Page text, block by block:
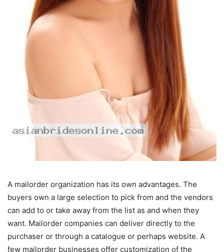
A mailorder organization has its own advantages. The
buyers own a large selection to pick from and the vendors
can add to or take away from the list as and when they
want. Mailorder companies can deliver directly to the
purchaser or through a catalogue or perhaps website. A
few mailorder businesses offer customization of the